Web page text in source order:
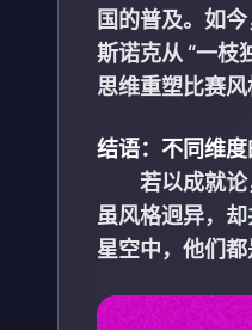
国的普及。如
斯诺克从 “一枝
思维重塑比赛风
结语：不同维
若以成就
虽风格迥异，
星空中，他们